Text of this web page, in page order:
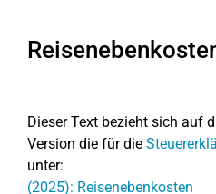
Dieser Text bezieht sich auf
Version die für die
unter:
(2025): Reisenebenkosten